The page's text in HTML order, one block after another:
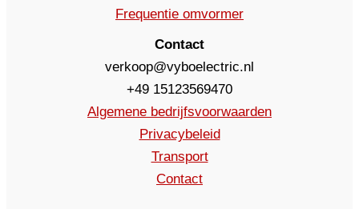
Frequentie omvormer
Contact
verkoop@vyboelectric.nl
+49 15123569470
Algemene bedrijfsvoorwaarden
Privacybeleid
Transport
Contact